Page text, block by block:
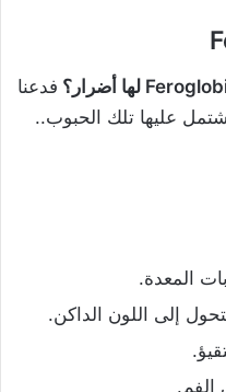
فدعنا
تشتمل عليها تلك الحبوب..
المعدة.
إلى اللون الداكن.
الفم.